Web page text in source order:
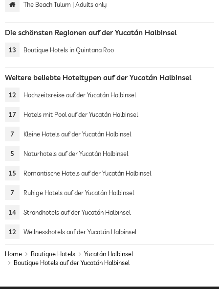
The Beach Tulum | Adults only
Die schönsten Regionen auf der Yucatán Halbinsel
13 Boutique Hotels in Quintana Roo
Weitere beliebte Hoteltypen auf der Yucatán Halbinsel
12 Hochzeitsreise auf der Yucatán Halbinsel
17 Hotels mit Pool auf der Yucatán Halbinsel
7 Kleine Hotels auf der Yucatán Halbinsel
5 Naturhotels auf der Yucatán Halbinsel
15 Romantische Hotels auf der Yucatán Halbinsel
7 Ruhige Hotels auf der Yucatán Halbinsel
14 Strandhotels auf der Yucatán Halbinsel
12 Wellnesshotels auf der Yucatán Halbinsel
Home Boutique Hotels
Yucatán Halbinsel
Boutique Hotels auf der Yucatán Halbinsel